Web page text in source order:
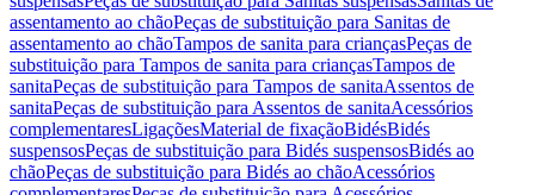
assentamento ao chãoPeças de substituição para Sanitas de
assentamento ao chãoTampos de sanita para criançasPeças de
substituição para Tampos de sanita para criançasTampos de
sanitaPeças de substituição para Tampos de sanitaAssentos de
sanitaPeças de substituição para Assentos de sanitaAcessórios
complementaresLigaçõesMaterial de fixaçãoBidésBidés
suspensosPeças de substituição para Bidés suspensosBidés ao
chãoPeças de substituição para Bidés ao chãoAcessórios